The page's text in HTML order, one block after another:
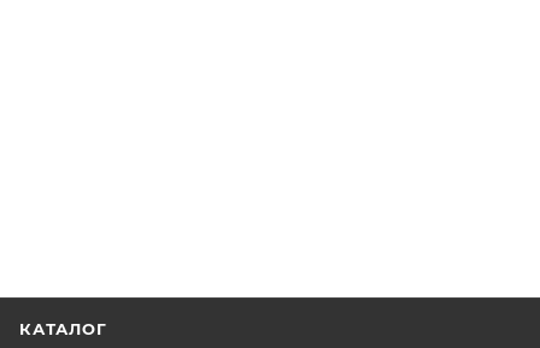
КАТАЛОГ